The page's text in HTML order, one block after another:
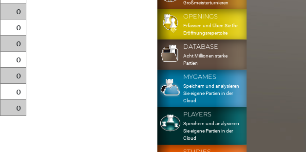
0
0
0
0
0
0
0
Großmeisterturnieren
OPENINGS
Erfassen und Üben Sie Ihr
Eröffnungsrepertoire
DATABASE
Acht Millionen starke
Partien
MYGAMES
Speichern und analysieren
Sie eigene Partien in der
Cloud
PLAYERS
Speichern und analysieren
Sie eigene Partien in der
Cloud